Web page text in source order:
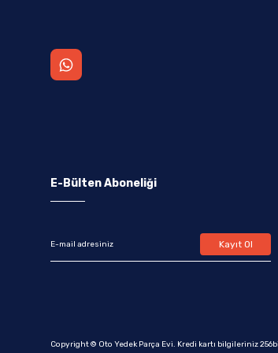
E-Bülten Aboneliği
Kayıt Ol
Copyright © Oto Yedek Parça Evi. Kredi kartı bilgileriniz